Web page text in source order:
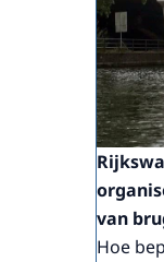
van
Hoe